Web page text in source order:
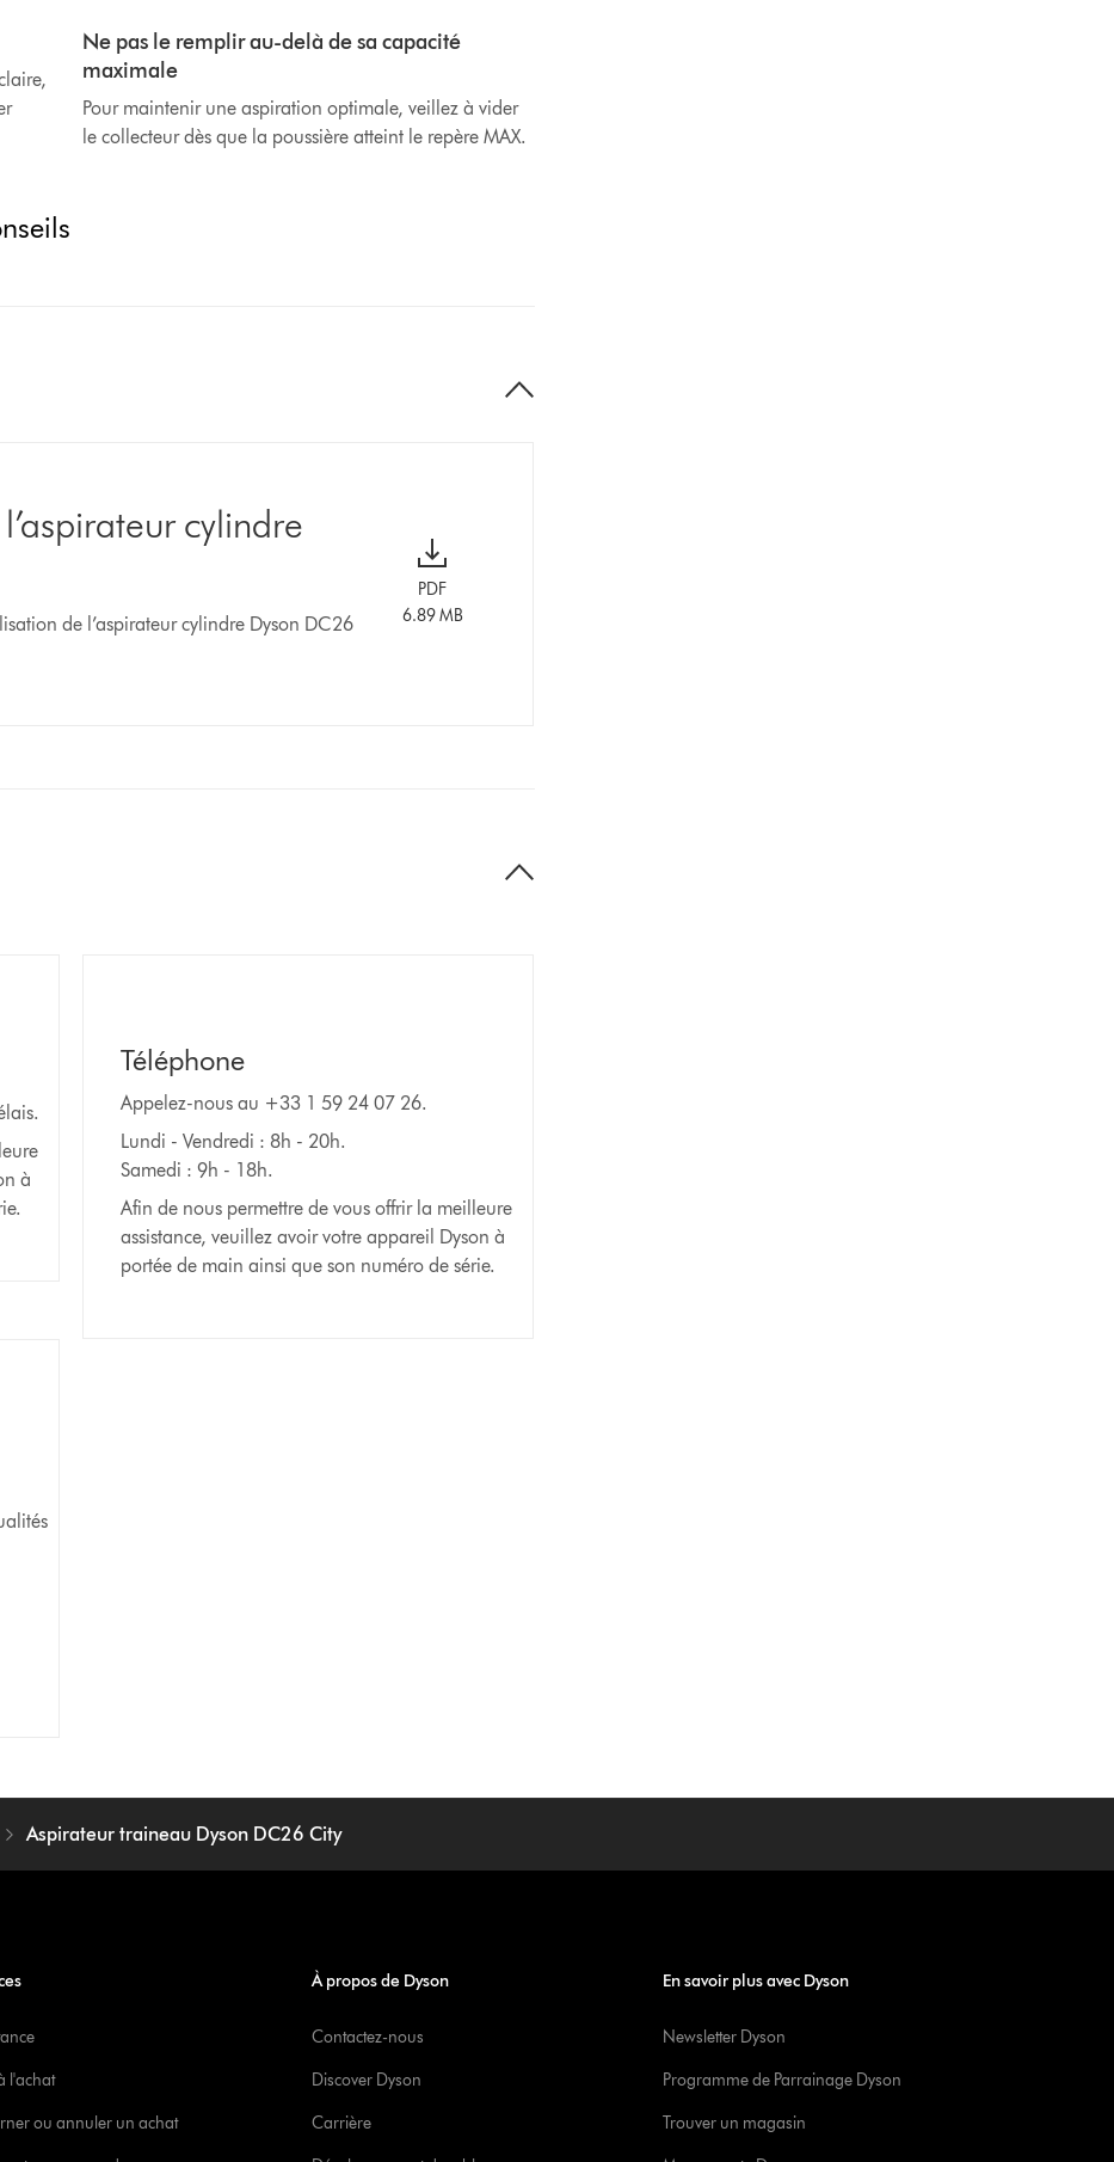
Ne pas le remplir au-delà de sa capacité
maximale
Pour maintenir une aspiration optimale, veillez à vider
le collecteur dès que la poussière atteint le repère MAX.
cylindre
de l’aspirateur cylindre Dyson DC26
PDF
6.89 MB
à
Téléphone
Appelez-nous au +33 1 59 24 07 26.
Lundi - Vendredi : 8h - 20h.
Samedi : 9h - 18h.
Afin de nous permettre de vous offrir la meilleure
assistance, veuillez avoir votre appareil Dyson à
portée de main ainsi que son numéro de série.
Aspirateur traineau Dyson DC26 City
l'achat
ou annuler un achat
À propos de Dyson
Contactez-nous
Discover Dyson
Carrière
En savoir plus avec Dyson
Newsletter Dyson
Programme de Parrainage Dyson
Trouver un magasin